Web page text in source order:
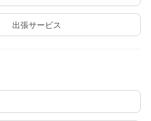
出張サービス